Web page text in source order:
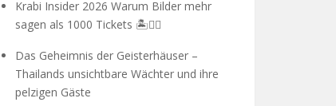
Krabi Insider 2026 Warum Bilder mehr
sagen als 1000 Tickets 🏝️🧗‍♂️
Das Geheimnis der Geisterhäuser –
Thailands unsichtbare Wächter und ihre
pelzigen Gäste